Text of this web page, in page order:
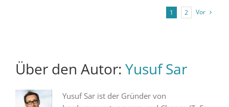
1 2 Vor
Über den Autor: Yusuf Sar
Yusuf Sar ist der Gründer von